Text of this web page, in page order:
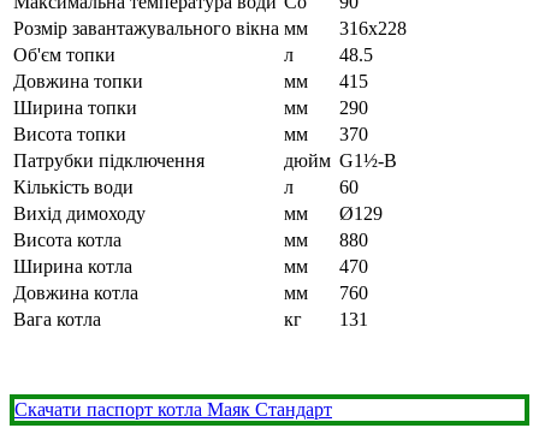
Розмір завантажувального вікна мм
316х228
Об'єм топки
л
48.5
Довжина топки
мм
415
Ширина топки
мм
290
Висота топки
мм
370
Патрубки підключення
дюйм G1½-B
Кількість води
л
60
Вихід димоходу
мм
Ø129
Висота котла
мм
880
Ширина котла
мм
470
Довжина котла
мм
760
Вага котла
кг 131
Скачати паспорт котла Маяк Стандарт